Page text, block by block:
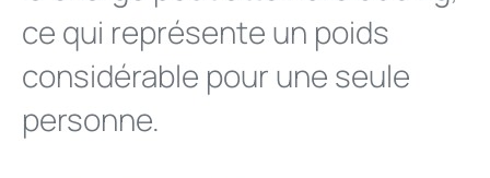
ce qui représente un poids
considérable pour une seule
personne.